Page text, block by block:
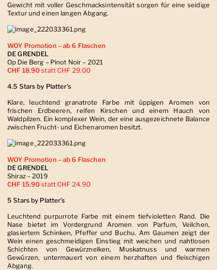
Gewicht mit voller Geschmacksintensität sorgen für eine seidige
Textur und einen langen Abgang.
WOY Promotion – ab 6 Flaschen
DE GRENDEL
Op Die Berg – Pinot Noir – 2021
CHF 18.90statt CHF 29.00
4.5 Stars by Platter’s
Klare, leuchtend granatrote Farbe mit üppigen Aromen von
frischen Erdbeeren, reifen Kirschen und einem Hauch von
Waldpilzen. Ein komplexer Wein, der eine ausgezeichnete Balance
zwischen Frucht- und Eichenaromen besitzt.
WOY Promotion – ab 6 Flaschen
DE GRENDEL
Shiraz – 2019
CHF 15.90 statt CHF 24.90
5 Stars by Platter’s
Leuchtend purpurrote Farbe mit einem tiefvioletten Rand. Die
Nase bietet im Vordergrund Aromen von Parfum, Veilchen,
glasiertem Schinken, Pfeffer und Buchu. Am Gaumen zeigt der
Wein einen geschmeidigen Einstieg mit weichen und nahtlosen
Schichten von Gewürznelken, Muskatnuss und warmen
Gewürzen, untermauert von einem herzhaften und fleischigen
Abgang.